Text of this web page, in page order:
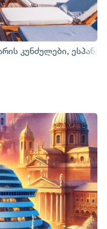
კუნძულები,